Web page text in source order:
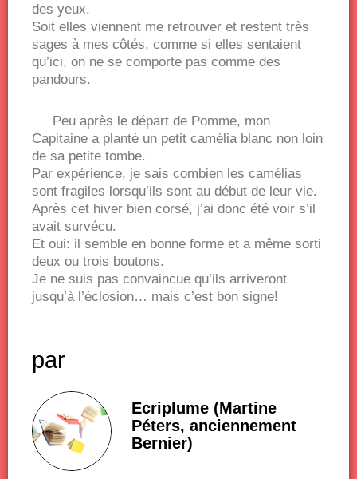
des yeux.
Soit elles viennent me retrouver et restent très
sages à mes côtés, comme si elles sentaient
qu’ici, on ne se comporte pas comme des
pandours.
Peu après le départ de Pomme, mon
Capitaine a planté un petit camélia blanc non loin
de sa petite tombe.
Par expérience, je sais combien les camélias
sont fragiles lorsqu’ils sont au début de leur vie.
Après cet hiver bien corsé, j’ai donc été voir s’il
avait survécu.
Et oui: il semble en bonne forme et a même sorti
deux ou trois boutons.
Je ne suis pas convaincue qu’ils arriveront
jusqu’à l’éclosion… mais c’est bon signe!
par
Ecriplume (Martine
Péters, anciennement
Bernier)